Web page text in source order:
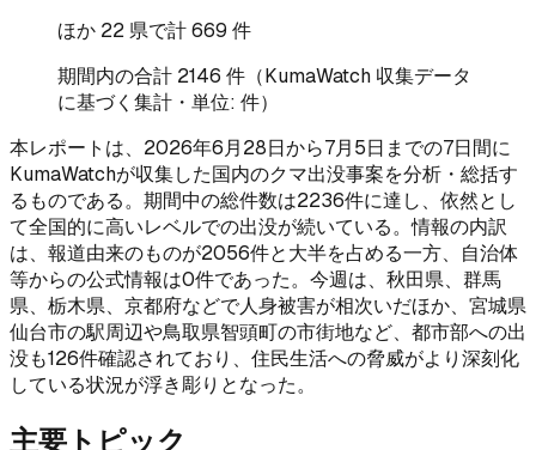
ほか 22 県で計669 件
期間内の合計 2146 件（KumaWatch 収集データ
に基づく集計・単位: 件）
本レポートは、2026年6月28日から7月5日までの7日間に
KumaWatchが収集した国内のクマ出没事案を分析・総括す
るものである。期間中の総件数は2236件に達し、依然とし
て全国的に高いレベルでの出没が続いている。情報の内訳
は、報道由来のものが2056件と大半を占める一方、自治体
等からの公式情報は0件であった。今週は、秋田県、群馬
県、栃木県、京都府などで人身被害が相次いだほか、宮城県
仙台市の駅周辺や鳥取県智頭町の市街地など、都市部への出
没も126件確認されており、住民生活への脅威がより深刻化
している状況が浮き彫りとなった。
主要トピック